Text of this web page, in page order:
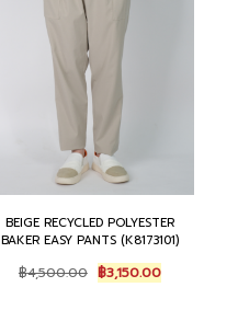
BEIGE RECYCLED POLYESTER
BAKER EASY PANTS (K8173101)
฿4,500.00 Original
price
฿3,150.00Current
price